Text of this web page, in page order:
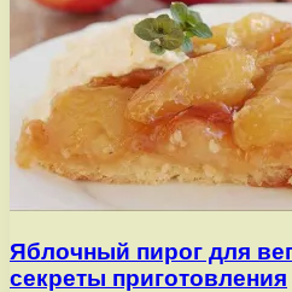
Яблочный пирог для
секреты приготовления